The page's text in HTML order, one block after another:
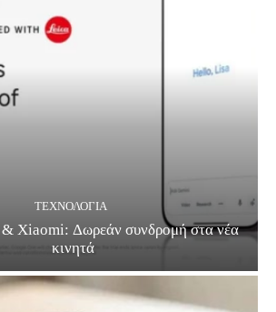
ΤΕΧΝΟΛΟΓΊΑ
Xiaomi: Δωρεάν συνδρομή στα νέα
κινητά